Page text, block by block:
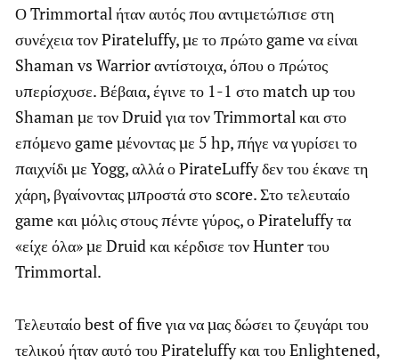
Ο Trimmortal ήταν αυτός που αντιμετώπισε στη
συνέχεια τον Pirateluffy, με το πρώτο game να είναι
Shaman vs Warrior αντίστοιχα, όπου ο πρώτος
υπερίσχυσε. Βέβαια, έγινε το 1-1 στο match up του
Shaman με τον Druid για τον Trimmortal και στο
επόμενο game μένοντας με 5 hp, πήγε να γυρίσει το
παιχνίδι με Yogg, αλλά ο PirateLuffy δεν του έκανε τη
χάρη, βγαίνοντας μπροστά στο score. Στο τελευταίο
game και μόλις στους πέντε γύρος, ο Pirateluffy τα
«είχε όλα» με Druid και κέρδισε τον Hunter του
Trimmortal.
Τελευταίο best of five για να μας δώσει το ζευγάρι του
τελικού ήταν αυτό του Pirateluffy και του Enlightened,